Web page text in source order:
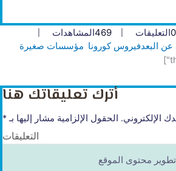
0التعليقات 469المشاهدات
عن البعدفيروس كورونا مؤسسات صغيرة
أترك تعليقاتك هنا
الإلكتروني. الحقول الإلزامية مشار إليها بـ *
التعليقات